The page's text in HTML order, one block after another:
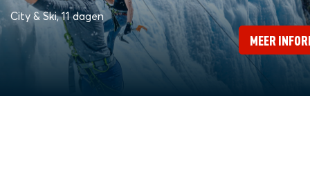
City & Ski, 11 dagen
MEER